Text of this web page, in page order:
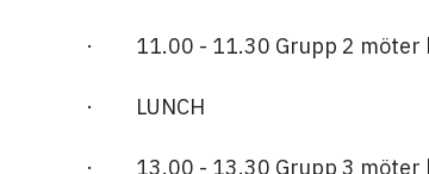
· 11.00 - 11.30 Grupp 2 möter
· LUNCH
· 13.00 - 13.30 Grupp 3 möter